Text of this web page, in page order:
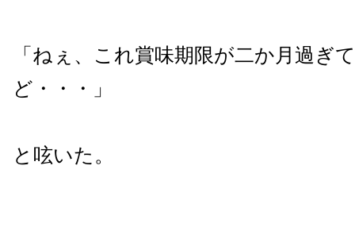
「ねぇ、これ賞味期限が二か月過ぎ
ど・・・」
と呟いた。